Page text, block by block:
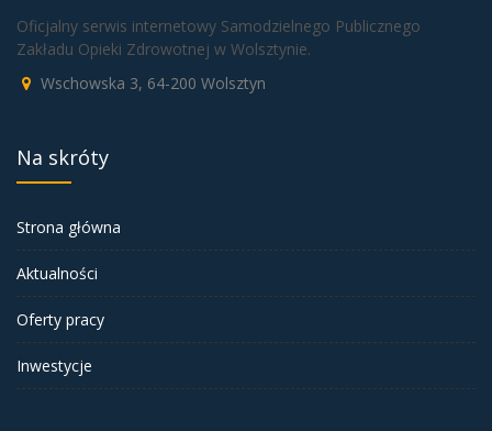
Oficjalny serwis internetowy Samodzielnego Publicznego
Zakładu Opieki Zdrowotnej w Wolsztynie.
Wschowska 3, 64-200 Wolsztyn
Na skróty
Strona główna
Aktualności
Oferty pracy
Inwestycje